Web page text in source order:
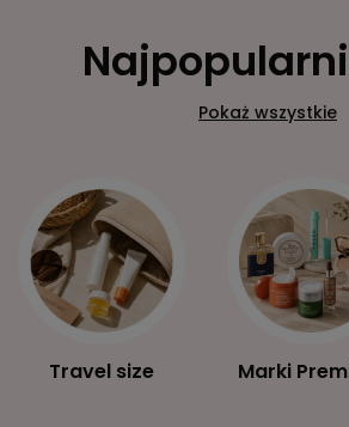
Pokaż wszystkie
Travel size Marki